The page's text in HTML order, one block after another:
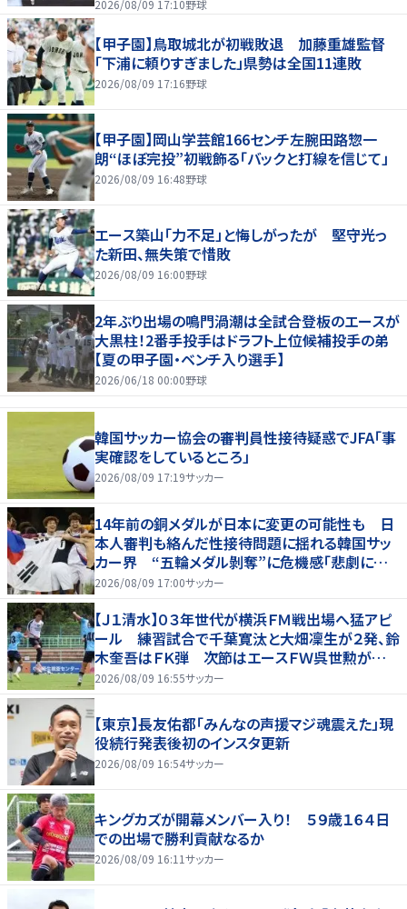
2026/08/09 17:10野球
【甲子園】鳥取城北が初戦敗退 加藤重雄監督
「下浦に頼りすぎました」県勢は全国11連敗
2026/08/09 17:16野球
【甲子園】岡山学芸館166センチ左腕田路惣一
朗“ほぼ完投”初戦飾る「バックと打線を信じて」
2026/08/09 16:48野球
エース築山「力不足」と悔しがったが 堅守光っ
た新田、無失策で惜敗
2026/08/09 16:00野球
2年ぶり出場の鳴門渦潮は全試合登板のエースが
大黒柱！2番手投手はドラフト上位候補投手の弟
【夏の甲子園・ベンチ入り選手】
2026/06/18 00:00野球
韓国サッカー協会の審判員性接待疑惑でJFA「事
実確認をしているところ」
2026/08/09 17:19サッカー
14年前の銅メダルが日本に変更の可能性も 日
本人審判も絡んだ性接待問題に揺れる韓国サッ
カー界 “五輪メダル剝奪”に危機感「悲劇に見
舞われる」
2026/08/09 17:00サッカー
【Ｊ１清水】０３年世代が横浜ＦＭ戦出場へ猛アピ
ール 練習試合で千葉寛汰と大畑凜生が２発、鈴
木奎吾はＦＫ弾 次節はエースＦＷ呉世勲が出
場停止
2026/08/09 16:55サッカー
【東京】長友佑都「みんなの声援マジ魂震えた」現
役続行発表後初のインスタ更新
2026/08/09 16:54サッカー
キングカズが開幕メンバー入り！ ５９歳１６４日
での出場で勝利貢献なるか
2026/08/09 16:11サッカー